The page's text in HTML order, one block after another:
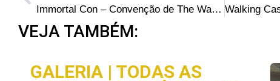
Immortal Con – Convenção de The Walking Dead no Brasil
VEJA TAMBÉM:
GALERIA | TODAS AS